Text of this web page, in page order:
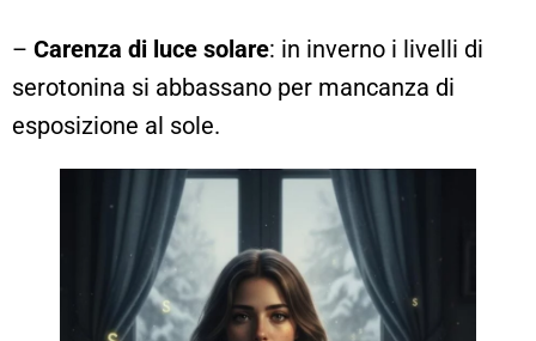
– Carenza di luce solare: in inverno i livelli di
serotonina si abbassano per mancanza di
esposizione al sole.